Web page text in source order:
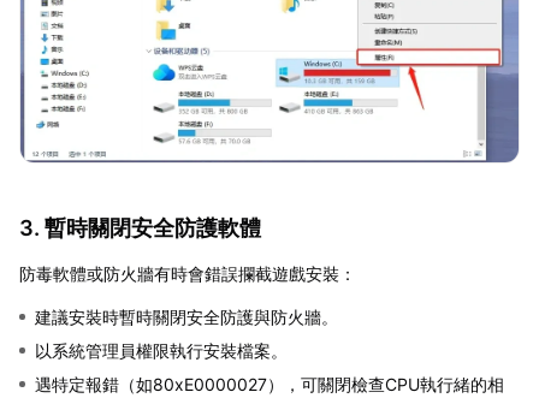
3. 暫時關閉安全防護軟體
防毒軟體或防火牆有時會錯誤攔截遊戲安裝：
建議安裝時暫時關閉安全防護與防火牆。
以系統管理員權限執行安裝檔案。
遇特定報錯（如80xE0000027），可關閉檢查CPU執行緒的相